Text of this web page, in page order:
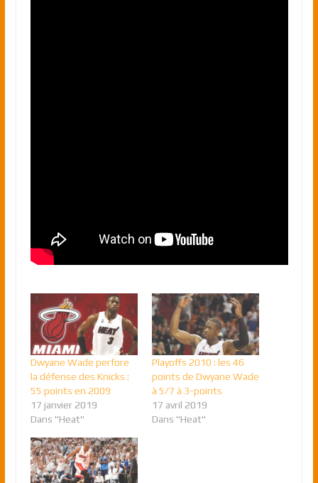
Dwyane Wade perfore
la défense des Knicks :
55 points en 2009
17 janvier 2019
Dans "Heat"
Playoffs 2010 : les 46
points de Dwyane Wade
à 5/7 à 3-points
17 avril 2019
Dans "Heat"